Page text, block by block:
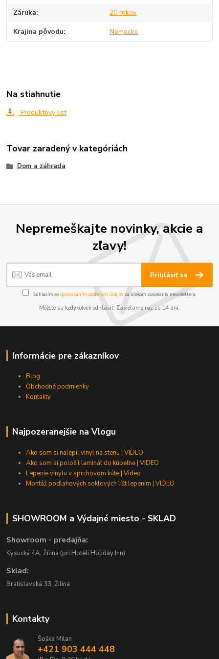
Záruka 20 rokov
Krajina pôvodu Nemecko
Na stiahnutie
Produktový list
Tovar zaradený v kategóriách
Dom a záhrada
Nepremeškajte novinky, akcie a
zľavy!
Prihlásiť sa
Súhlasím sospracovaním osobných údajov za účelom zasielania newslettera.
Môžete sa kedykoľvek odhlásiť. Zasielame raz za 14 dní.
Informácie pre zákazníkov
Blog
Obchodné podmienky
Kontakty
Najpozeranejšie na Vlogu
Ako som si nalepil vinyl na stenu | VIDEO
Ako som si položil laminát do kúpeľne | VIDEO
Lepenie vinylu v sprchovom kúte | Video
Montáž podlahových soklových líšt lepením | VIDEO
SHOWROOM a Výdajné miesto - SKLAD
Showroom - predajňa:
Kysucká 4A, Žilina (pri Hoteli Holiday Inn)
Sklad:
Bratislavská 33, Žilina
Kontakty
Šoška Milan
+421 903 444 448